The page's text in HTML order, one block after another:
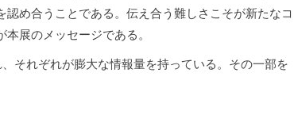
め合うことである。伝え合う難しさこそが新たなコ
展のメッセージである。
それぞれが膨大な情報量を持っている。その一部を